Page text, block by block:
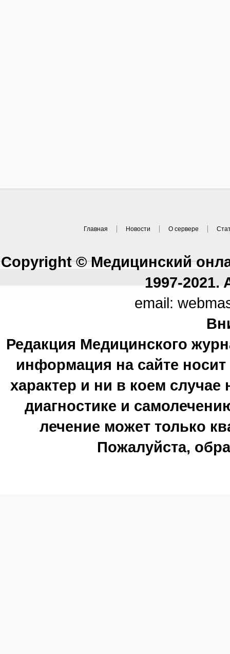
Главная Новости О сервере
Copyright © Медицинский
1997-2021.
email:
Редакция Медицинского
информация на сайте
характер и ни в коем
диагностике и
лечение может только
Пожалуйста,